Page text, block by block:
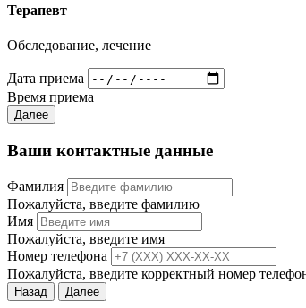
Терапевт
Обследование, лечение
Дата приема
Время приема
Далее
Ваши контактные данные
Фамилия
Пожалуйста, введите фамилию
Имя
Пожалуйста, введите имя
Номер телефона
Пожалуйста, введите корректный номер
Назад Далее